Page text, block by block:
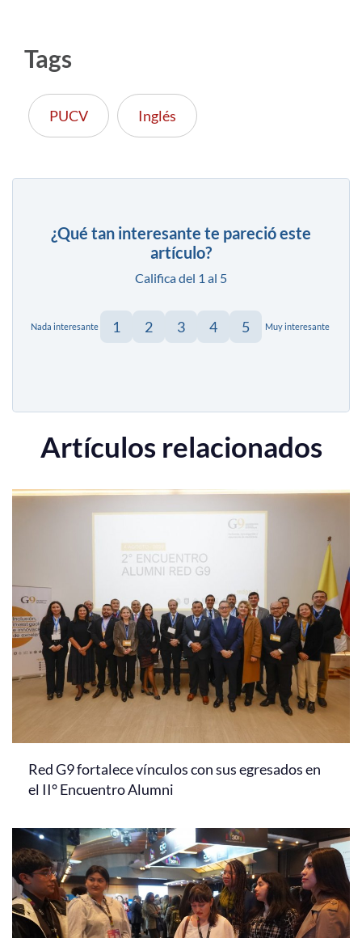
Tags
PUCV Inglés
¿Qué tan interesante te pareció este
artículo?
Califica del 1 al 5
Nada interesante 1 2 3 4 5 Muy interesante
Artículos relacionados
Red G9 fortalece vínculos con sus egresados en
el II° Encuentro Alumni